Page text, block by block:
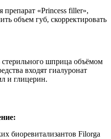
препарат «Princess filler»,
объем губ, скорректировать
стерильного шприца объёмом
входят гиалуронат
и глицерин.
биоревитализантов Filorga